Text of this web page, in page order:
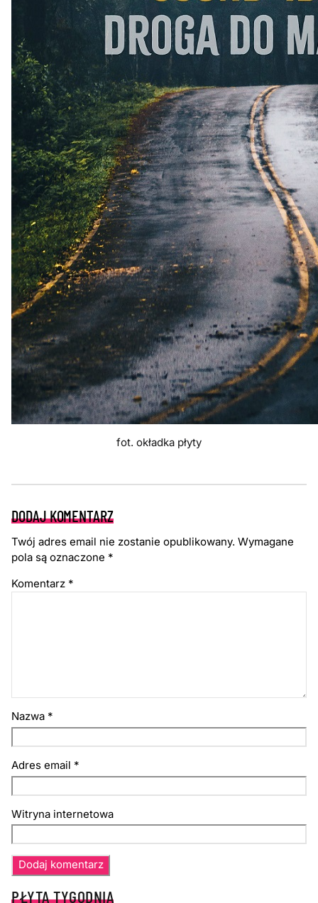
fot. okładka płyty
DODAJ KOMENTARZ
Twój adres email nie zostanie opublikowany. Wymagane
pola są oznaczone *
Komentarz *
Nazwa *
Adres email *
Witryna internetowa
PŁYTA TYGODNIA